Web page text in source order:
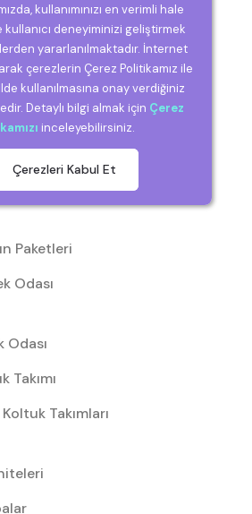
Paketleri
Odası
Odası
Takımı
Takımları
kullanımınızı en verimli hale
deneyiminizi geliştirmek
yararlanılmaktadır. İnternet
çerezlerin Çerez Politikamız ile
kullanılmasına onay verdiğiniz
Detaylı bilgi almak için Çerez
inceleyebilirsiniz.
Çerezleri Kabul Et